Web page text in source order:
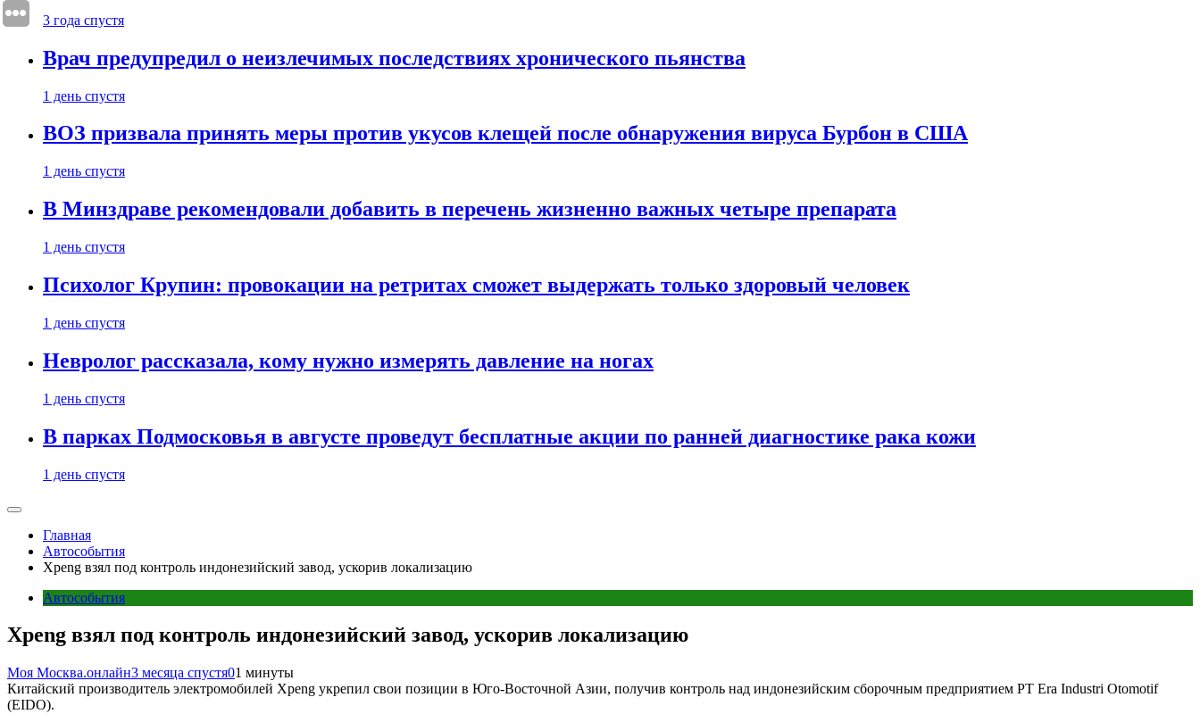
3 года спустя
Врач предупредил о неизлечимых последствиях хронического пьянства
1 день спустя
ВОЗ призвала принять меры против укусов клещей после обнаружения вируса Бурбон в США
1 день спустя
В Минздраве рекомендовали добавить в перечень жизненно важных четыре препарата
1 день спустя
Психолог Крупин: провокации на ретритах сможет выдержать только здоровый человек
1 день спустя
Невролог рассказала, кому нужно измерять давление на ногах
1 день спустя
В парках Подмосковья в августе проведут бесплатные акции по ранней диагностике рака кожи
1 день спустя
Главная
Автособытия
Xpeng взял под контроль индонезийский завод, ускорив локализацию
Автособытия
Xpeng взял под контроль индонезийский завод, ускорив локализацию
Моя Москва.онлайн3 месяца спустя01 минуты
Китайский производитель электромобилей Xpeng укрепил свои позиции в Юго-Восточной Азии, получив контроль над индонезийским сборочным предприятием PT Era Industri Otomotif
(EIDO).